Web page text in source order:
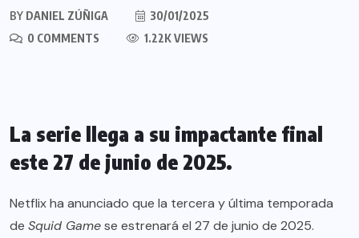
BY DANIEL ZÚÑIGA
30/01/2025
0 COMMENTS
1.22K VIEWS
La serie llega a su impactante final
este 27 de junio de 2025.
Netflix ha anunciado que la tercera y última temporada
de Squid Gamese estrenará el 27 de junio de 2025.